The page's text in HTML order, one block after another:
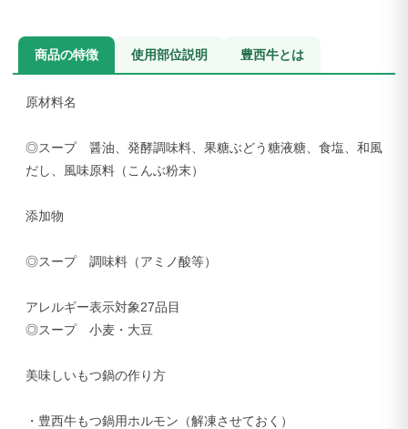
商品の特徴 使用部位説明 豊西牛とは
原材料名
◎スープ 醤油、発酵調味料、果糖ぶどう糖液糖、食塩、和風
だし、風味原料（こんぶ粉末）
添加物
◎スープ 調味料（アミノ酸等）
アレルギー表示対象27品目
◎スープ 小麦・大豆
美味しいもつ鍋の作り方
・豊西牛もつ鍋用ホルモン（解凍させておく）